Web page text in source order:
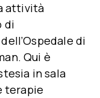
attività
di
di
Qui è
in sala
terapie